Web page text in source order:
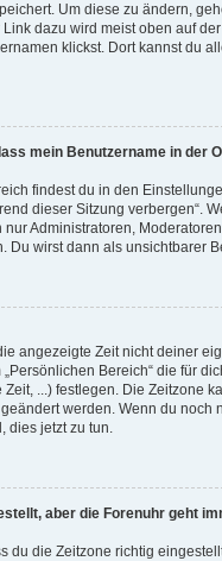
Um diese zu ändern,
Link dazu wird meist oben auf
klickst. Dort kannst du
mein Benutzername in der
findest du in den
dieser Sitzung verbergen“.
Administratoren,
Du wirst dann als unsichtbarer
angezeigte Zeit nicht deiner
Bereich“ die für
...) festlegen. Die Zeitzone
werden. Wenn du noch
dies jetzt zu tun.
aber die Forenuhr geht
du die Zeitzone richtig